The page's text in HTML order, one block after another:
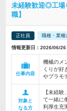
未経験歓迎◎工場
職】
正社員 職種・業種
情報更新日：2026/06/
仕事内容
機械のメ
くりが好
やプラモ
対象と
なる方
【未経
て一緒に
利厚生充